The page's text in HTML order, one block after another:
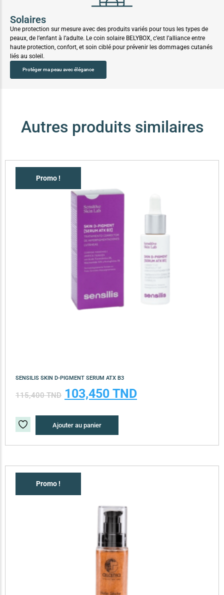
Solaires
Une protection sur mesure avec des produits variés pour tous les types de
peaux, de l’enfant à l’adulte. Le coin solaire BELYBOX, c’est l’alliance entre
haute protection, confort, et soin ciblé pour prévenir les dommages cutanés
liés au soleil.
Protéger ma peau avec élégance
Autres produits similaires
Promo !
Promo !
SENSILIS SKIN D-PIGMENT SERUM ATX B3
115,400TND 103,450 TND
Ajouter au panier